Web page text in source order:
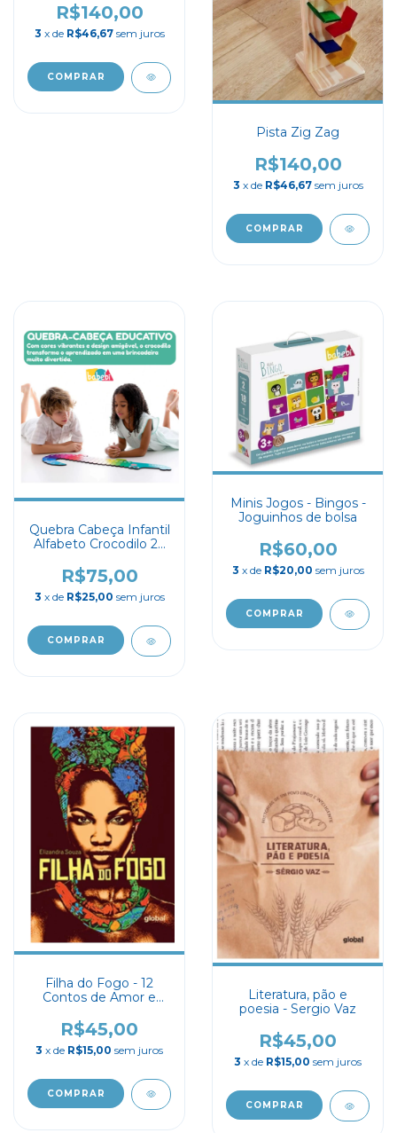
R$140,00
3 x de R$46,67 sem juros
Pista Zig Zag
R$140,00
3 x de R$46,67 sem juros
Quebra Cabeça Infantil
Alfabeto Crocodilo 26
R$75,00
3 x de R$25,00 sem juros
Minis Jogos - Bingos -
Joguinhos de bolsa
R$60,00
3 x de R$20,00 sem juros
Filha do Fogo - 12
Contos de Amor e
R$45,00
3 x de R$15,00 sem juros
Literatura, pão e
poesia - Sergio Vaz
R$45,00
3 x de R$15,00 sem juros